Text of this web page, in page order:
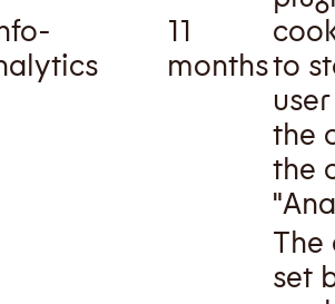
11
monthsto
the
the
The
set